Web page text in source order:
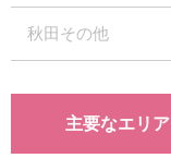
秋田その他
主要なエリア